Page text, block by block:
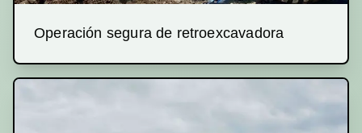
Operación segura de retroexcavadora